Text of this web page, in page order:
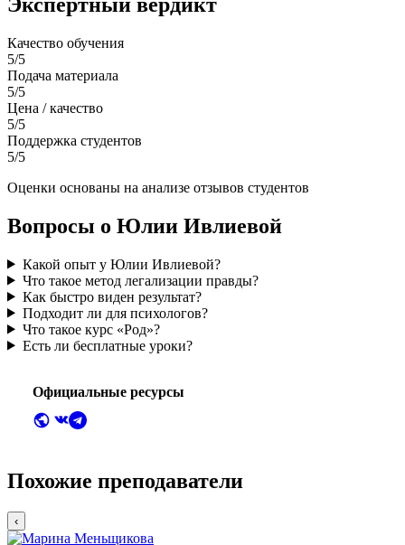
Качество обучения
5/5
Подача материала
5/5
Цена / качество
5/5
Поддержка студентов
5/5
Оценки основаны на анализе отзывов студентов
Вопросы о Юлии Ивлиевой
Какой опыт у Юлии Ивлиевой?
Что такое метод легализации правды?
Как быстро виден результат?
Подходит ли для психологов?
Что такое курс «Род»?
Есть ли бесплатные уроки?
Официальные ресурсы
Похожие преподаватели
‹